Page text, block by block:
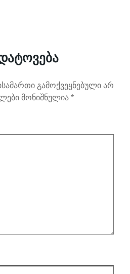
გამოქვეყნებული არ
მონიშნულია *